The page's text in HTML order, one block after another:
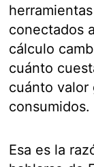
conectados
cálculo
cuánto
cuánto valor
consumidos.
Esa es la